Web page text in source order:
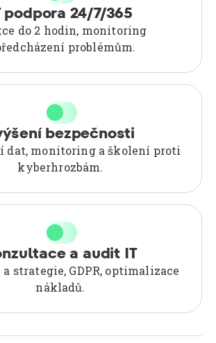
podpora 24/7/365
do 2 hodin, monitoring
problémům.
bezpečnosti
dat, monitoring a školení proti
kyberhrozbám.
a audit IT
strategie, GDPR, optimalizace
nákladů.